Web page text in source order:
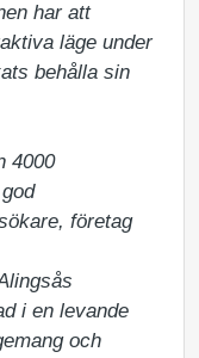
har att
läge under
behålla sin
4000
företag
i en levande
och